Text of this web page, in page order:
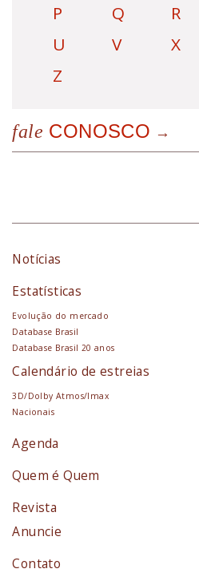
P
Q R
U
V X
Z
fale CONOSCO
Notícias
Estatísticas
Evolução do mercado
Database Brasil
Database Brasil 20 anos
Calendário de estreias
3D/Dolby Atmos/Imax
Nacionais
Agenda
Quem é Quem
Revista
Anuncie
Contato